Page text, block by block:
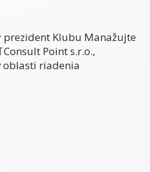
prezident Klubu Manažujte
Point s.r.o.,
oblasti riadenia